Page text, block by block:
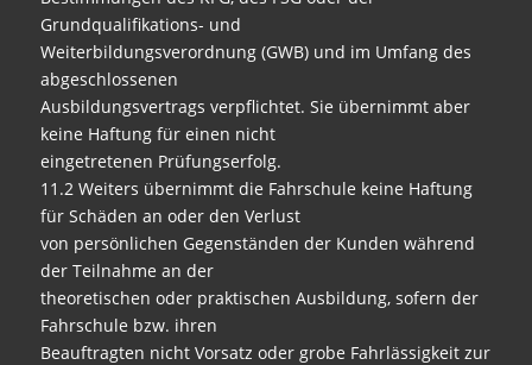
Grundqualifikations- und
Weiterbildungsverordnung (GWB) und im Umfang des
abgeschlossenen
Ausbildungsvertrags verpflichtet. Sie übernimmt aber
keine Haftung für einen nicht
eingetretenen Prüfungserfolg.
11.2 Weiters übernimmt die Fahrschule keine Haftung
für Schäden an oder den Verlust
von persönlichen Gegenständen der Kunden während
der Teilnahme an der
theoretischen oder praktischen Ausbildung, sofern der
Fahrschule bzw. ihren
Beauftragten nicht Vorsatz oder grobe Fahrlässigkeit zur